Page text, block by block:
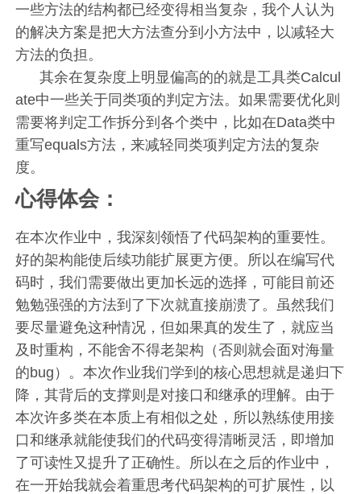
一些方法的结构都已经变得相当复杂，我个人认为
的解决方案是把大方法查分到小方法中，以减轻大
方法的负担。
其余在复杂度上明显偏高的的就是工具类Calcul
ate中一些关于同类项的判定方法。如果需要优化则
需要将判定工作拆分到各个类中，比如在Data类中
重写equals方法，来减轻同类项判定方法的复杂
度。
心得体会：
在本次作业中，我深刻领悟了代码架构的重要性。
好的架构能使后续功能扩展更方便。所以在编写代
码时，我们需要做出更加长远的选择，可能目前还
勉勉强强的方法到了下次就直接崩溃了。虽然我们
要尽量避免这种情况，但如果真的发生了，就应当
及时重构，不能舍不得老架构（否则就会面对海量
的bug）。本次作业我们学到的核心思想就是递归下
降，其背后的支撑则是对接口和继承的理解。由于
本次许多类在本质上有相似之处，所以熟练使用接
口和继承就能使我们的代码变得清晰灵活，即增加
了可读性又提升了正确性。所以在之后的作业中，
在一开始我就会着重思考代码架构的可扩展性，以